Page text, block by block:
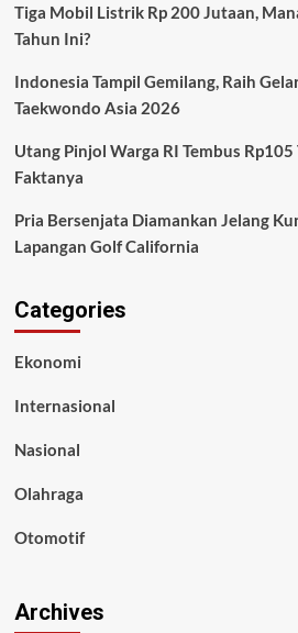
Tiga Mobil Listrik Rp 200 Jutaan,
Tahun Ini?
Indonesia Tampil Gemilang, Raih
Taekwondo Asia 2026
Utang Pinjol Warga RI Tembus
Faktanya
Pria Bersenjata Diamankan Jelang
Lapangan Golf California
Categories
Ekonomi
Internasional
Nasional
Olahraga
Otomotif
Archives